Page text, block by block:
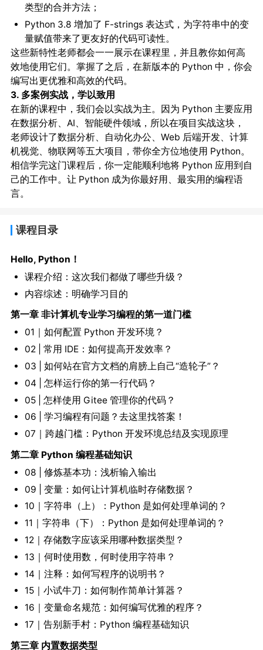
类型的合并方法；
Python 3.8 增加了 F-strings 表达式，为字符串中的变
量赋值带来了更友好的代码可读性。
这些新特性老师都会一一展示在课程里，并且教你如何高
效地使用它们。掌握了之后，在新版本的 Python 中，你会
编写出更优雅和高效的代码。
3. 多案例实战，学以致用
在新的课程中，我们会以实战为主。因为 Python 主要应用
在数据分析、AI、智能硬件领域，所以在项目实战这块，
老师设计了数据分析、自动化办公、Web 后端开发、计算
机视觉、物联网等五大项目，带你全方位地使用 Python。
相信学完这门课程后，你一定能顺利地将 Python 应用到自
己的工作中。让 Python 成为你最好用、最实用的编程语
言。
课程目录
Hello, Python！
课程介绍：这次我们都做了哪些升级？
内容综述：明确学习目的
第一章 非计算机专业学习编程的第一道门槛
01｜如何配置 Python 开发环境？
02 | 常用 IDE：如何提高开发效率？
03 | 如何站在官方文档的肩膀上自己“造轮子”？
04 | 怎样运行你的第一行代码？
05 | 怎样使用 Gitee 管理你的代码？
06 | 学习编程有问题？去这里找答案！
07｜跨越门槛：Python 开发环境总结及实现原理
第二章 Python 编程基础知识
08 | 修炼基本功：浅析输入输出
09 | 变量：如何让计算机临时存储数据？
10｜字符串（上）：Python 是如何处理单词的？
11｜字符串（下）：Python 是如何处理单词的？
12｜存储数字应该采用哪种数据类型？
13｜何时使用数，何时使用字符串？
14｜注释：如何写程序的说明书？
15｜小试牛刀：如何制作简单计算器？
16｜变量命名规范：如何编写优雅的程序？
17｜告别新手村：Python 编程基础知识
第三章 内置数据类型